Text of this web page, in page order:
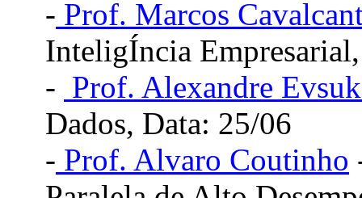
- Prof. Marcos
InteligÍncia Empresarial
- Prof. Alexandre
Dados, Data: 25/06
- Prof. Alvaro Coutinho